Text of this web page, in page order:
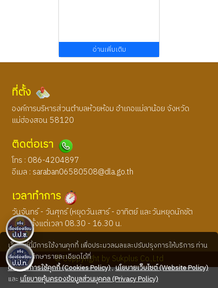
อ่านเพิ่มเติม
ที่ตั้ง
องค์การบริหารส่วนตำบลห้วยห้อม อำเภอแม่ลาน้อย จังหวัด
แม่ฮ่องสอน 58120
ติดต่อเรา
โทร : 086-4204897
อีเมล : saraban06580508@dla.go.th
เวลาทำการ
วันจันทร์ - วันศุกร์ (หยุดวันเสาร์ - อาทิตย์ และวันหยุดนักขัต
ฤกษ์) ตั้งแต่เวลา 08.30 - 16.30 น.
© Coppyright by Sukplus Co.,Ltd
เว็บไซต์นี้มีการใช้งานคุกกี้ เพื่อประมวลผลและปรับปรุงการให้บริการ ท่าน
สามารถศึกษารายละเอียดได้ที่
นโยบายการใช้คุกกี้ (Cookies Policy),นโยบายเว็บไซต์ (Website Policy)
และนโยบายคุ้มครองข้อมูลส่วนบุคคล (Privacy Policy)